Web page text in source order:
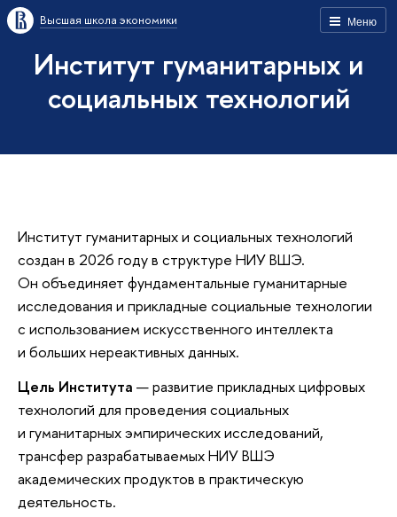
Меню
Высшая школа экономики
Институт гуманитарных и
социальных технологий
Институт гуманитарных и социальных технологий
создан в 2026 году в структуре НИУ ВШЭ.
Он объединяет фундаментальные гуманитарные
исследования и прикладные социальные технологии
с использованием искусственного интеллекта
и больших нереактивных данных.
Цель Института — развитие прикладных цифровых
технологий для проведения социальных
и гуманитарных эмпирических исследований,
трансфер разрабатываемых НИУ ВШЭ
академических продуктов в практическую
деятельность.